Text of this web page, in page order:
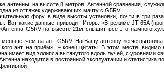
антенны, на высоте 8 метров. Антенной сравнения,
из оттяжек удерживающих мачту с G5RV.
фору, в виде высоты установки, почти в три
Вот какие данные приводит Игорь: «В режиме JT-65A
G5RV на высоте 21м слышит всё это намного
чем на ант. G5RV. На Вашу антенну легче
ант. на приём». – конец цитаты. В этом месте,
имеет вид эллипса вытянутого вдоль лучей, с уровнями
находится в постоянной эксплуатации и статистика